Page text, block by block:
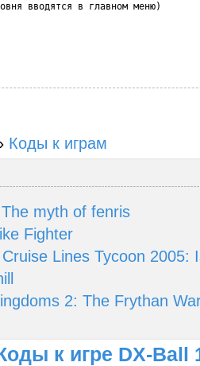
вводятся в главном меню)
Коды к играм
myth of fenris
Fighter
Lines Tycoon 2005:
2: The Frythan
к игре DX-Ball